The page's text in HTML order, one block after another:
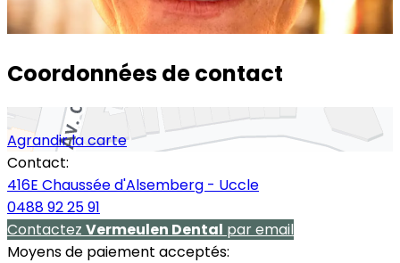
Coordonnées de contact
Agrandir la carte
Contact:
416E Chaussée d'Alsemberg - Uccle
0488 92 25 91
Contactez Vermeulen Dental par email
Moyens de paiement acceptés: